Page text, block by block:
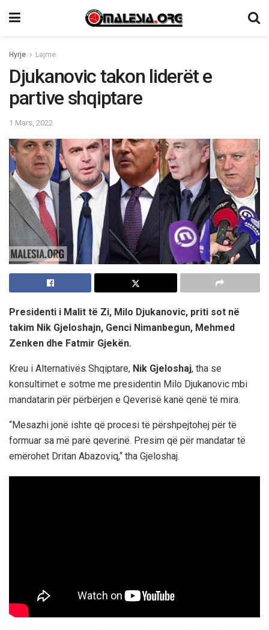
Hyrje Lajme
Djukanovic takon liderët e
partive shqiptare
1 Mars, 2022
Presidenti i Malit të Zi, Milo Djukanovic, priti sot në
takim Nik Gjeloshajn, Genci Nimanbegun, Mehmed
Zenken dhe Fatmir Gjekën.
Kreu i Alternativës Shqiptare, Nik Gjeloshaj, tha se
konsultimet e sotme me presidentin Milo Djukanovic mbi
mandatarin për përbërjen e Qeverisë kanë qenë të mira.
“Mesazhi jonë ishte që procesi të përshpejtohej për të
formuar sa më parë qeverinë. Presim që për mandatar të
emërohet Dritan Abazoviq,“ tha Gjeloshaj.